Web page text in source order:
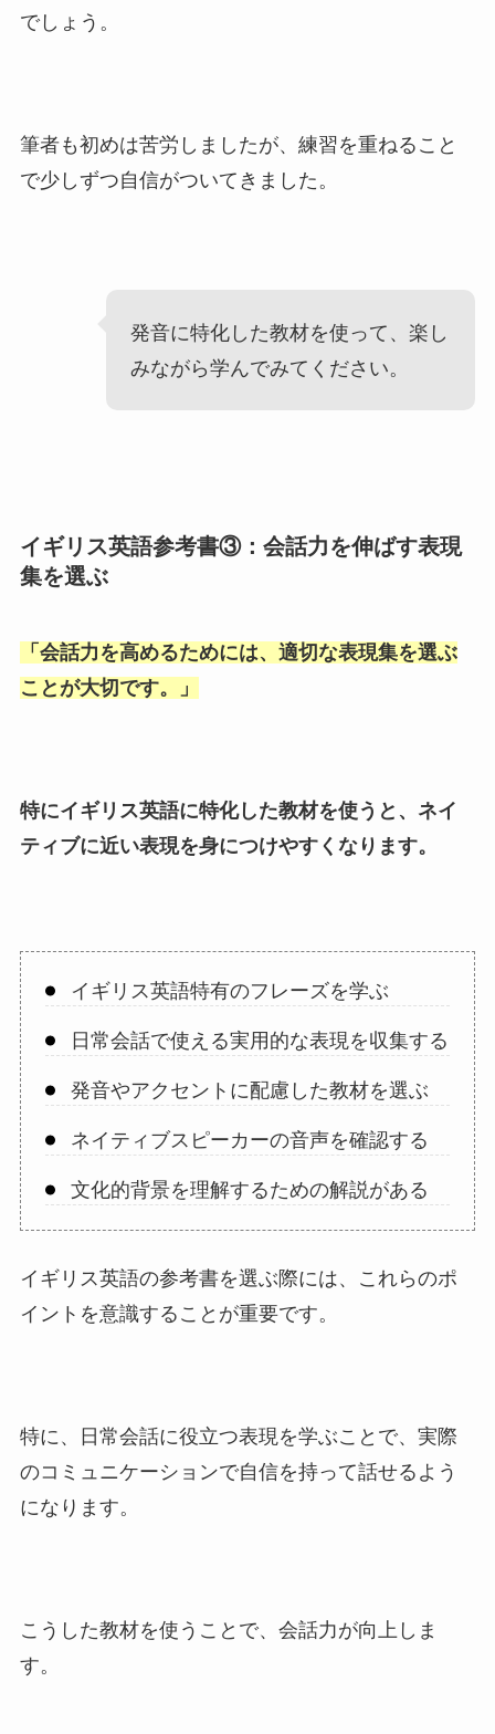
でしょう。
筆者も初めは苦労しましたが、練習を重ねること
で少しずつ自信がついてきました。
発音に特化した教材を使って、楽し
みながら学んでみてください。
イギリス英語参考書③：会話力を伸ばす表現
集を選ぶ
「 会話力を高めるためには、適切な表現集を選ぶ
ことが大切です。
」
特にイギリス英語に特化した教材を使うと、ネイ
ティブに近い表現を身につけやすくなります。
イギリス英語特有のフレーズを学ぶ
日常会話で使える実用的な表現を収集する
発音やアクセントに配慮した教材を選ぶ
ネイティブスピーカーの音声を確認する
文化的背景を理解するための解説がある
イギリス英語の参考書を選ぶ際には、これらのポ
イントを意識することが重要です。
特に、日常会話に役立つ表現を学ぶことで、実際
のコミュニケーションで自信を持って話せるよう
になります。
こうした教材を使うことで、会話力が向上しま
す。